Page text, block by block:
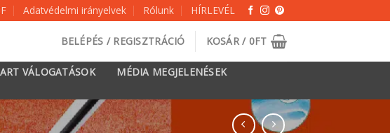
Adatvédelmi irányelvek Rólunk HÍRLEVÉL
BELÉPÉS / REGISZTRÁCIÓ KOSÁR / 0FT
VÁLOGATÁSOK
MÉDIA MEGJELENÉSEK